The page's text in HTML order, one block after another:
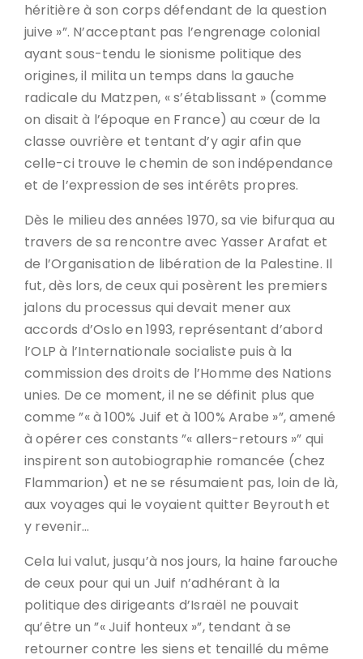
héritière à son corps défendant de la question
juive »”. N’acceptant pas l’engrenage colonial
ayant sous-tendu le sionisme politique des
origines, il milita un temps dans la gauche
radicale du Matzpen, « s’établissant » (comme
on disait à l’époque en France) au cœur de la
classe ouvrière et tentant d’y agir afin que
celle-ci trouve le chemin de son indépendance
et de l’expression de ses intérêts propres.
Dès le milieu des années 1970, sa vie bifurqua au
travers de sa rencontre avec Yasser Arafat et
de l’Organisation de libération de la Palestine. Il
fut, dès lors, de ceux qui posèrent les premiers
jalons du processus qui devait mener aux
accords d’Oslo en 1993, représentant d’abord
l’OLP à l’Internationale socialiste puis à la
commission des droits de l’Homme des Nations
unies. De ce moment, il ne se définit plus que
comme ”« à 100% Juif et à 100% Arabe »”, amené
à opérer ces constants ”« allers-retours »” qui
inspirent son autobiographie romancée (chez
Flammarion) et ne se résumaient pas, loin de là,
aux voyages qui le voyaient quitter Beyrouth et
y revenir…
Cela lui valut, jusqu’à nos jours, la haine farouche
de ceux pour qui un Juif n’adhérant à la
politique des dirigeants d’Israël ne pouvait
qu’être un ”« Juif honteux »”, tendant à se
retourner contre les siens et tenaillé du même